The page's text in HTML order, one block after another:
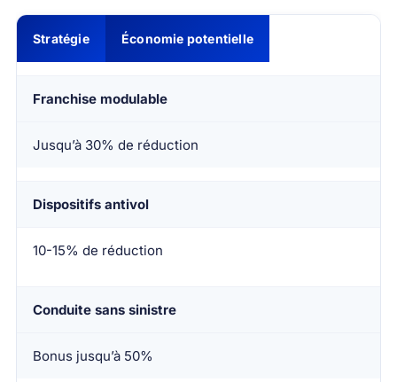
Stratégie Économie potentielle
Franchise modulable
Jusqu’à 30% de réduction
Dispositifs antivol
10-15% de réduction
Conduite sans sinistre
Bonus jusqu’à 50%